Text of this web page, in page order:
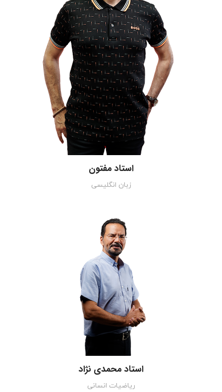
استاد مفتون
زبان انگلیسی
استاد محمدی نژاد
ریاضیات انسانی